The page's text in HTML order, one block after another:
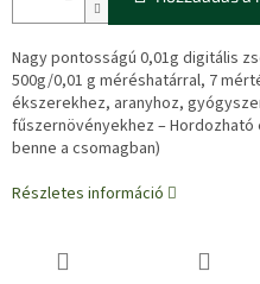
Nagy pontosságú 0,01g digitális
500g/0,01 g méréshatárral, 7
ékszerekhez, aranyhoz,
fűszernövényekhez –
benne a csomagban)
Részletes információ